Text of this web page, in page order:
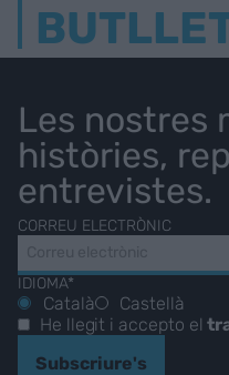
Les nostres
històries,
entrevistes.
CORREU ELECTRÒNIC
IDIOMA*
Català
Castellà
He llegit i accepto el
Subscriure's